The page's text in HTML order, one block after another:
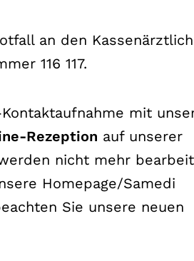
an den
116 117.
mit
Rezeption auf unserer
nicht mehr
Homepage/Samedi
Sie unsere neuen